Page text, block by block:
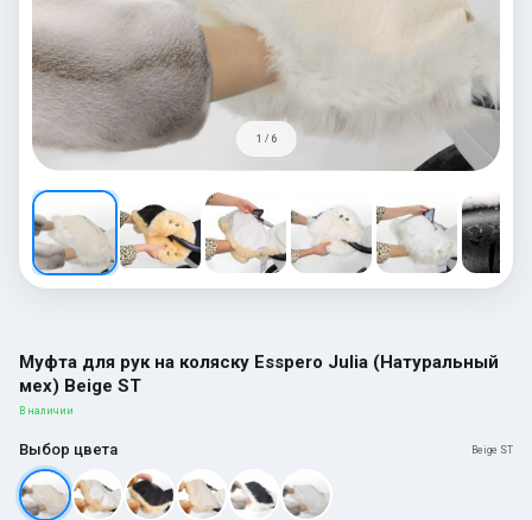
1 / 6
Муфта для рук на коляску Esspero Julia (Натуральный
мех) Beige ST
В наличии
Выбор цвета Beige ST